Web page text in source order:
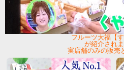
フルーツ大福【す
が紹介されま
実店舗のみの販売